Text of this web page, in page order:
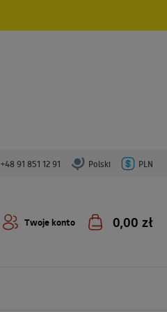
+48 91 851 12 91 Polski PLN
Twoje konto 0,00 zł